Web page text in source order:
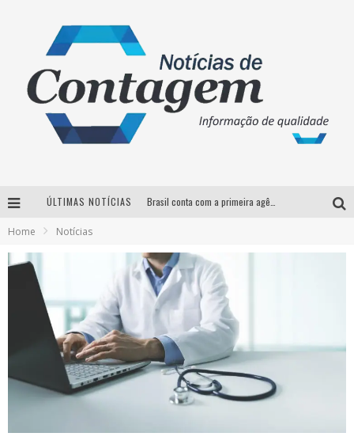
ÚLTIMAS NOTÍCIAS
Home Notícias